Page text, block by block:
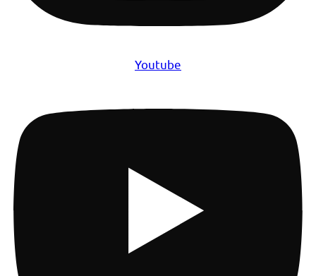
Youtube